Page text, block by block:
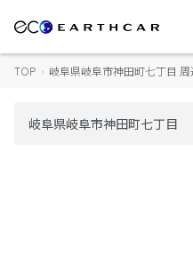
TOP › 岐阜県岐阜市神田町七丁目